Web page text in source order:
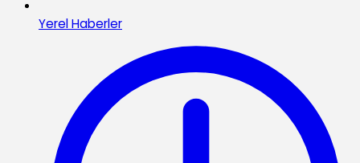
Yerel Haberler